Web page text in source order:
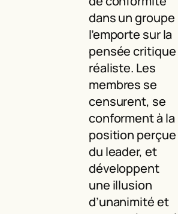
dans un groupe
l’emporte sur la
pensée critique
réaliste. Les
membres se
censurent, se
conforment à la
position perçue
du leader, et
développent
une illusion
d’unanimité et